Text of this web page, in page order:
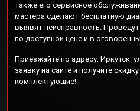
также его сервисное
мастера сделают бесплатную
выявят неисправность.
по доступной цене и в
Приезжайте по адресу: Иркутск:
заявку на сайте и получите
комплектующие!